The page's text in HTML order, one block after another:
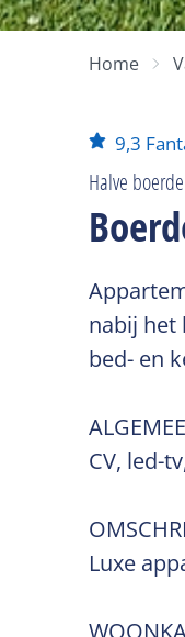
Home
9,3
Halve
nabij het
bed- en
CV, led-
Luxe